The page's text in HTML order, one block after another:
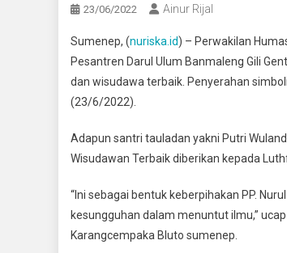
23/06/2022 Ainur Rijal
Sumenep, (nuriska.id) – Perwakilan
Pesantren Darul Ulum Banmaleng Gili
dan wisudawa terbaik. Penyerahan
(23/6/2022).
Adapun santri tauladan yakni Putri
Wisudawan Terbaik diberikan kepada
“Ini sebagai bentuk keberpihakan PP.
kesungguhan dalam menuntut ilmu,”
Karangcempaka Bluto sumenep.